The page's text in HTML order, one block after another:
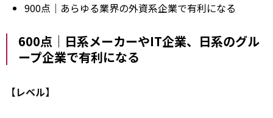
900点｜あらゆる業界の外資系企業で有利になる
600点｜日系メーカーやIT企業、日系のグル
ープ企業で有利になる
【レベル】